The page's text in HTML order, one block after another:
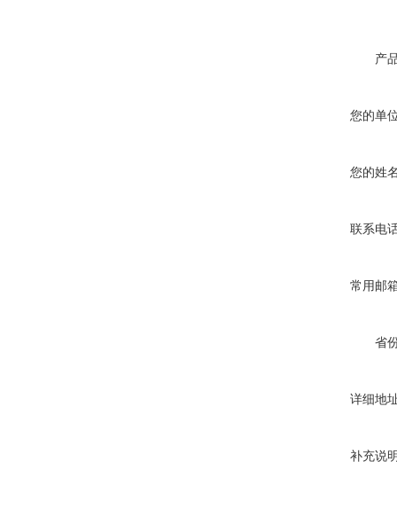
产
您的单
您的姓
联系电
常用邮
省
详细地
补充说